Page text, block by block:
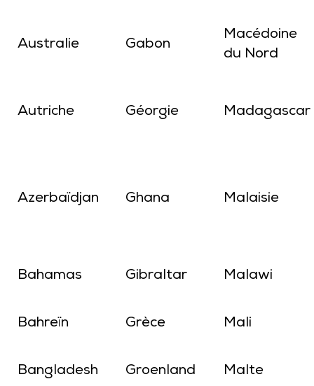
Australie Gabon
Macédoine
du Nord
Autriche Géorgie Madagascar
Azerbaïdjan Ghana Malaisie
Bahamas Gibraltar Malawi
Bahreïn Grèce Mali
Bangladesh Groenland Malte